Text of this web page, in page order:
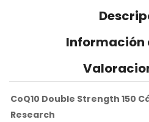
Información
CoQ10 Double Strength 150
Research